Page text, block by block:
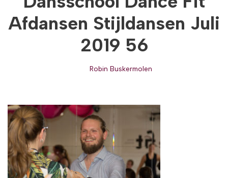
Afdansen Stijldansen Juli
2019 56
Robin Buskermolen